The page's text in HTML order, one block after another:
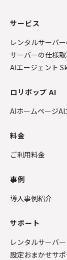
サービス
レンタルサーバ
サーバーの仕様
AIエージェント
ロリポップ AI
AIホームページAI
料金
ご利用料金
事例
導入事例紹介
サポート
レンタルサーバ
設定おまかせサ